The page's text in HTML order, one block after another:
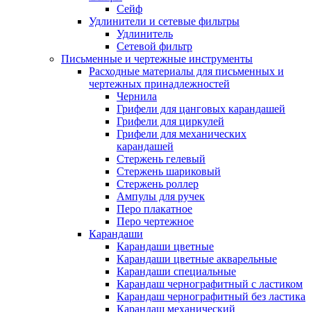
Сейф
Удлинители и сетевые фильтры
Удлинитель
Сетевой фильтр
Письменные и чертежные инструменты
Расходные материалы для письменных и
чертежных принадлежностей
Чернила
Грифели для цанговых карандашей
Грифели для циркулей
Грифели для механических
карандашей
Стержень гелевый
Стержень шариковый
Стержень роллер
Ампулы для ручек
Перо плакатное
Перо чертежное
Карандаши
Карандаши цветные
Карандаши цветные акварельные
Карандаши специальные
Карандаш чернографитный с ластиком
Карандаш чернографитный без ластика
Карандаш механический